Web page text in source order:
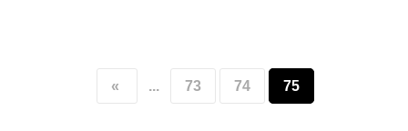
« ... 73 74 75